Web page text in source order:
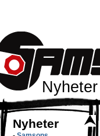
Nyheter
Nyheter